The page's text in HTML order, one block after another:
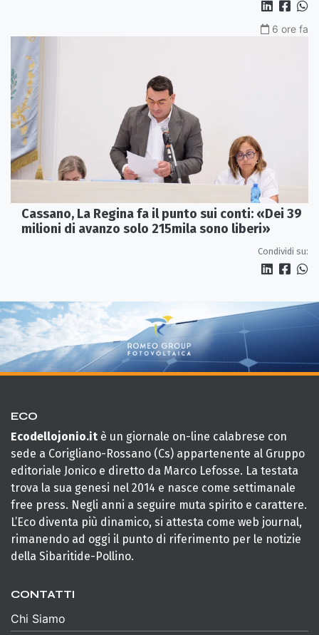
6 ore fa
Cassano, La Regina fa il punto sui conti: «Dei 39
milioni di avanzo solo 215mila sono liberi»
Condividi su:
ECO
Ecodellojonio.it è un giornale on-line calabrese con
sede a Corigliano-Rossano (Cs) appartenente al Gruppo
editoriale Jonico e diretto da Marco Lefosse. La testata
trova la sua genesi nel 2014 e nasce come settimanale
free press. Negli anni a seguire muta spirito e carattere.
L’Eco diventa più dinamico, si attesta come web journal,
rimanendo ad oggi il punto di riferimento per le notizie
della Sibaritide-Pollino.
CONTATTI
Chi Siamo